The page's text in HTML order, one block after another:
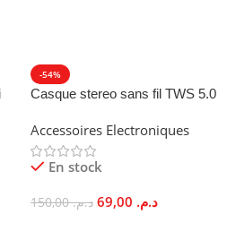
-54%
Casque stereo sans fil TWS 5.0
Accessoires Electroniques
En stock
د.م.150,00 د.م.